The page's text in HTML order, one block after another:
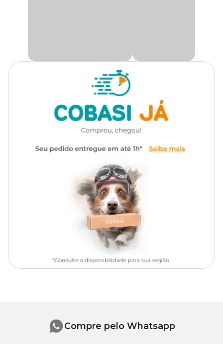
prévia.
Conforto e resistência:ideal para uso contínuo.
pode ser utilizado em ambientes abertos ou
Promove bem-estar:nos dias quentes, garantindo
preço do Tapete Gelado Savana
incomparável. Compre pelo site, app ou em uma de nossas lojas.
Externo: Termoplásticos.
Interno: gel para arrefecimento.
Medidas aproximadas
Comprimento
Compre pelo Whatsapp